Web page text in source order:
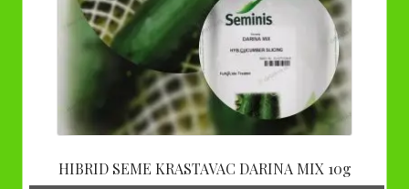
HIBRID SEME KRASTAVAC DARINA MIX 10g